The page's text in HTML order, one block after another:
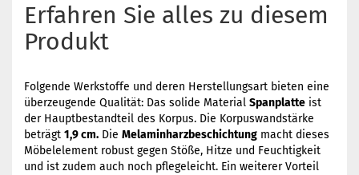
Erfahren Sie alles zu diesem
Produkt
Folgende Werkstoffe und deren Herstellungsart bieten eine
überzeugende Qualität: Das solide Material Spanplatte ist
der Hauptbestandteil des Korpus. Die Korpuswandstärke
beträgt 1,9 cm. Die Melaminharzbeschichtung macht dieses
Möbelelement robust gegen Stöße, Hitze und Feuchtigkeit
und ist zudem auch noch pflegeleicht. Ein weiterer Vorteil